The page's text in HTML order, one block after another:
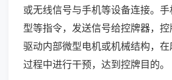
或无线信号与手机等设备连接。
型等指令，发送信号给控牌器，
驱动内部微型电机或机械结构，
过程中进行干预，达到控牌目的。